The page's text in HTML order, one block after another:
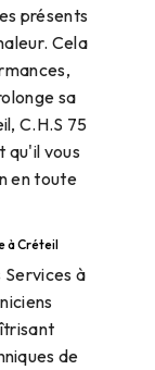
présents
Cela
sa
C.H.S 75
qu'il vous
en toute
à Créteil
Services à
de